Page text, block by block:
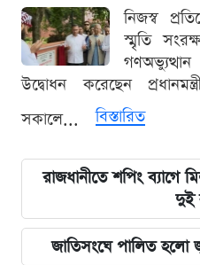
নিজস্ব
স্মৃতি
উদ্বোধন করেছেন
সকালে...
বিস্তারিত
রাজধানীতে শপিং ব্যাগে
দুই
জাতিসংঘে পালিত হলো